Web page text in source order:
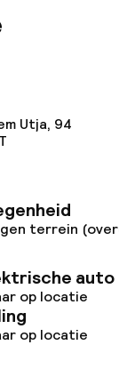
carte
carte
Utja, 94
terrein
auto
op locatie
op locatie